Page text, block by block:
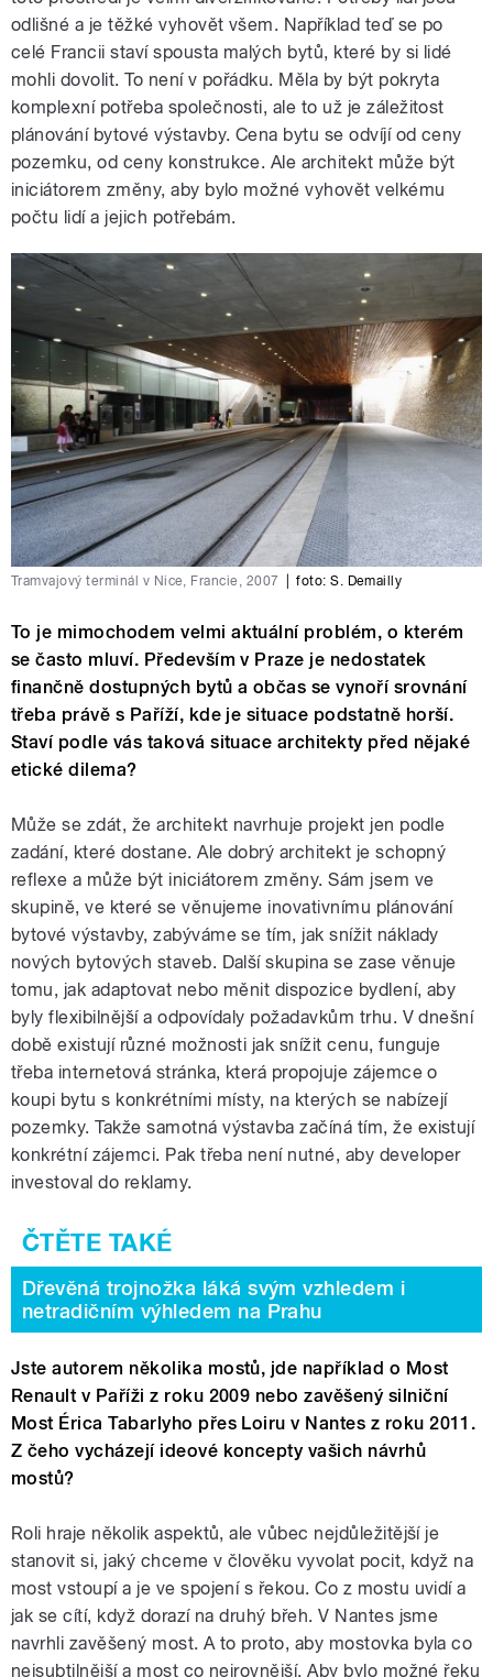
odlišné a je těžké vyhovět všem. Například teď se po
celé Francii staví spousta malých bytů, které by si lidé
mohli dovolit. To není v pořádku. Měla by být pokryta
komplexní potřeba společnosti, ale to už je záležitost
plánování bytové výstavby. Cena bytu se odvíjí od ceny
pozemku, od ceny konstrukce. Ale architekt může být
iniciátorem změny, aby bylo možné vyhovět velkému
počtu lidí a jejich potřebám.
Tramvajový terminál v Nice, Francie, 2007 foto:S. Demailly
To je mimochodem velmi aktuální problém, o kterém
se často mluví. Především v Praze je nedostatek
finančně dostupných bytů a občas se vynoří srovnání
třeba právě s Paříží, kde je situace podstatně horší.
Staví podle vás taková situace architekty před nějaké
etické dilema?
Může se zdát, že architekt navrhuje projekt jen podle
zadání, které dostane. Ale dobrý architekt je schopný
reflexe a může být iniciátorem změny. Sám jsem ve
skupině, ve které se věnujeme inovativnímu plánování
bytové výstavby, zabýváme se tím, jak snížit náklady
nových bytových staveb. Další skupina se zase věnuje
tomu, jak adaptovat nebo měnit dispozice bydlení, aby
byly flexibilnější a odpovídaly požadavkům trhu. V dnešní
době existují různé možnosti jak snížit cenu, funguje
třeba internetová stránka, která propojuje zájemce o
koupi bytu s konkrétními místy, na kterých se nabízejí
pozemky. Takže samotná výstavba začíná tím, že existují
konkrétní zájemci. Pak třeba není nutné, aby developer
investoval do reklamy.
Dřevěná trojnožka láká svým vzhledem i
netradičním výhledem na Prahu
Jste autorem několika mostů, jde například o Most
Renault v Paříži z roku 2009 nebo zavěšený silniční
Most Érica Tabarlyho přes Loiru v Nantes z roku 2011.
Z čeho vycházejí ideové koncepty vašich návrhů
mostů?
Roli hraje několik aspektů, ale vůbec nejdůležitější je
stanovit si, jaký chceme v člověku vyvolat pocit, když na
most vstoupí a je ve spojení s řekou. Co z mostu uvidí a
jak se cítí, když dorazí na druhý břeh. V Nantes jsme
navrhli zavěšený most. A to proto, aby mostovka byla co
nejsubtilnější a most co nejrovnější. Aby bylo možné řeku